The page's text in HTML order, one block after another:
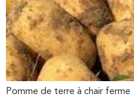
Pomme de terre à chair ferme